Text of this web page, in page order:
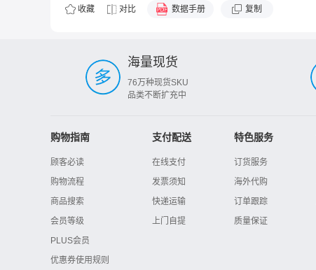
收藏 对比 数据手册 复制
海量现货
76万种现货SKU
品类不断扩充中
购物指南
顾客必读
购物流程
商品搜索
会员等级
PLUS会员
优惠券使用规则
支付配送
在线支付
发票须知
快递运输
上门自提
特色服务
订货服务
海外代购
订单跟踪
质量保证